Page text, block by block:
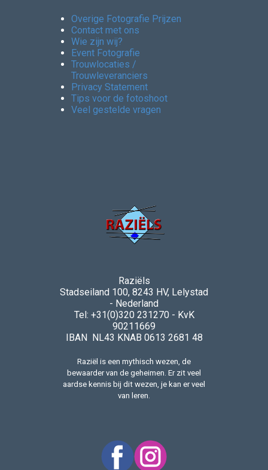
Overige Fotografie Prijzen
Contact met ons
Wie zijn wij?
Event Fotografie
Trouwlocaties /
Trouwleveranciers
Privacy Statement
Tips voor de fotoshoot
Veel gestelde vragen
Raziëls
Stadseiland 100, 8243 HV, Lelystad
- Nederland
Tel: +31(0)320 231270 - KvK
90211669
IBAN NL43 KNAB 0613 2681 48
Raziël is een mythisch wezen, de
bewaarder van de geheimen. Er zit veel
aardse kennis bij dit wezen, je kan er veel
van leren.